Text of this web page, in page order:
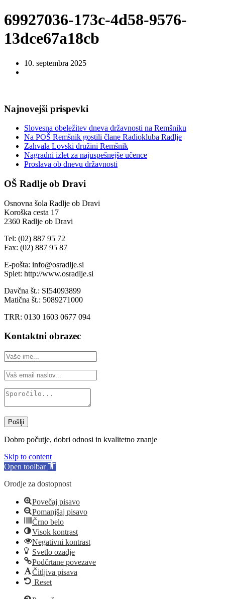
69927036-173c-4d58-9576-
13dce67a18cb
10. septembra 2025
Najnovejši prispevki
Slovesna obeležitev dneva državnosti na Remšniku
Na POŠ Remšnik gostili člane Radiokluba Radlje
Zahvala Lovski družini Remšnik
Nagradni izlet za najuspešnejše učence
Proslava ob dnevu državnosti
OŠ Radlje ob Dravi
Osnovna šola Radlje ob Dravi
Koroška cesta 17
2360 Radlje ob Dravi
Tel: (02) 887 95 72
Fax: (02) 887 95 87
E-pošta: info@osradlje.si
Splet: http://www.osradlje.si
Davčna št.: SI54093899
Matična št.: 5089271000
TRR: 0130 1603 0677 094
Kontaktni obrazec
Pošlji
Dobro počutje, dobri odnosi in kvalitetno znanje
Skip to content
Open toolbar
Orodje za dostopnost
Povečaj pisavo
Pomanjšaj pisavo
Črno belo
Visok kontrast
Negativni kontrast
Svetlo ozadje
Podčrtane povezave
Čitljiva pisava
Reset